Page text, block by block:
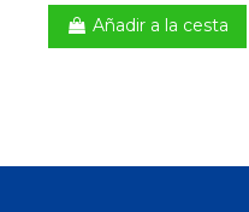
Añadir a la cesta